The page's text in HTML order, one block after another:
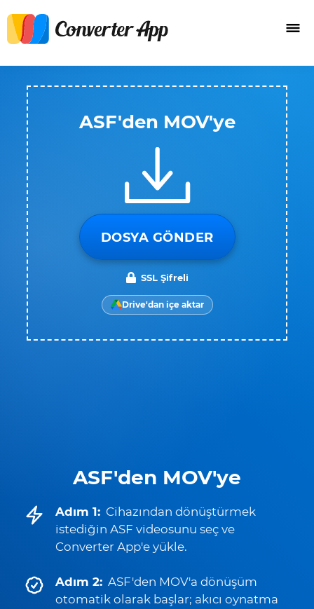
ASF'den MOV'ye
Adım 1: Cihazından dönüştürmek
istediğin ASF videosunu seç ve
Converter App'e yükle.
Adım 2: ASF'den MOV'a dönüşüm
otomatik olarak başlar; akıcı oynatma
ASF'den MOV'ye
DOSYA GÖNDER
SSL Şifreli
Drive'dan içe aktar